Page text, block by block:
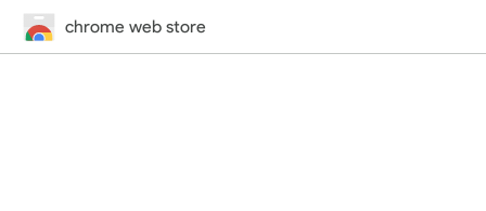
chrome web store